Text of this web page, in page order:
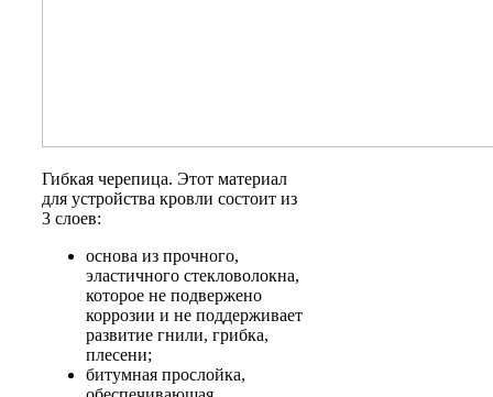
Гибкая черепица. Этот материал
для устройства кровли состоит из
3 слоев:
основа из прочного,
эластичного стекловолокна,
которое не подвержено
коррозии и не поддерживает
развитие гнили, грибка,
плесени;
битумная прослойка,